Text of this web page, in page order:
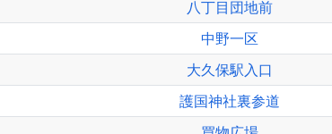
八丁目団地前
中野一区
大久保駅入口
護国神社裏参道